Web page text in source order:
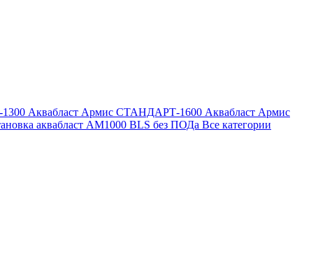
Аквабласт Армис СТАНДАРТ-1600 Аквабласт Армис
аквабласт AM1000 BLS без ПОДа Все категории